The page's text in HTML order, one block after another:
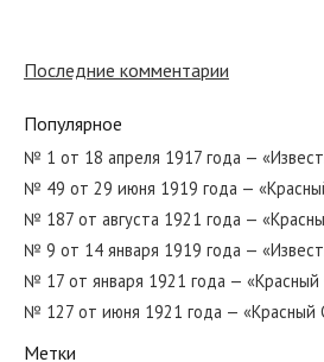
№ 8 от января 1924 года — «Красный
№ 276 от декабря 1925 года —
Последние комментарии
Популярное
№ 1 от 18 апреля 1917 года —
№ 49 от 29 июня 1919 года —
№ 187 от августа 1921 года —
№ 9 от 14 января 1919 года —
№ 17 от января 1921 года — «Красный
№ 127 от июня 1921 года — «Красный
Метки